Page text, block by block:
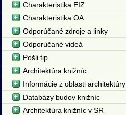
Charakteristika EIZ
Charakteristika OA
Odporúčané zdroje a linky
Odporúčané videá
Pošli tip
Architektúra knižníc
Informácie z oblasti architektúry
Databázy budov knižníc
Architektúra knižníc v SR